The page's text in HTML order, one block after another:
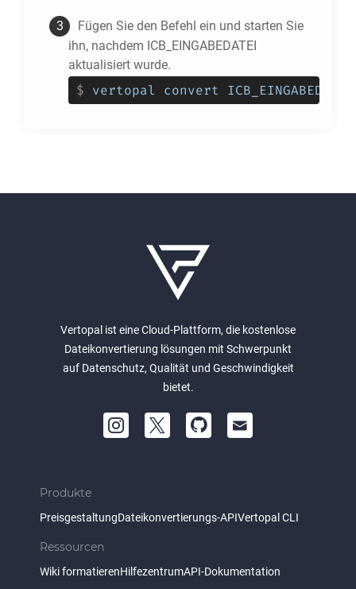
Fügen Sie den Befehl ein und starten Sie
ihn, nachdem ICB_EINGABEDATEI
aktualisiert wurde.
$ vertopal convert
Vertopal ist eine Cloud-Plattform, die kostenlose
Dateikonvertierung lösungen mit Schwerpunkt
auf Datenschutz, Qualität und Geschwindigkeit
bietet.
Produkte
PreisgestaltungDateikonvertierungs-APIVertopal CLI
Ressourcen
Wiki formatierenHilfezentrumAPI-Dokumentation